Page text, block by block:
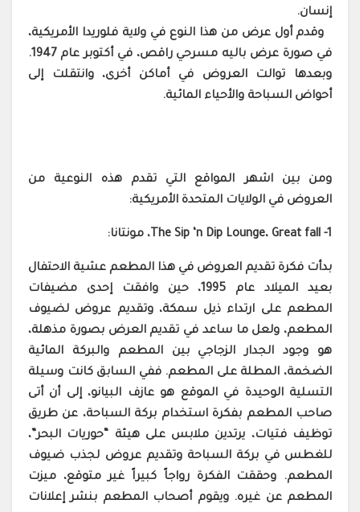
إنسان.
وقدم أول عرض من هذا النوع في ولاية فلوريدا الأمريكية،
في صورة عرض باليه مسرحي راقص، في أكتوبر عام 1947.
وبعدها توالت العروض في أماكن أخرى، وانتقلت إلى
أحواض السباحة والأحياء المائية.
ومن بين اشهر المواقع التي تقدم هذه النوعية من
العروض في الولايات المتحدة الأمريكية:
1- The Sip ‘n Dip Lounge، Great fall، مونتانا:
بدأت فكرة تقديم العروض في هذا المطعم عشية الاحتفال
بعيد الميلاد عام 1995، حين وافقت إحدى مضيفات
المطعم على ارتداء ذيل سمكة، وتقديم عروض لضيوف
المطعم، ولعل ما ساعد في تقديم العرض بصورة مذهلة،
هو وجود الجدار الزجاجي بين المطعم والبركة المائية
الضخمة، المطلة على المطعم. ففي السابق كانت وسيلة
التسلية الوحيدة في الموقع هو عازف البيانو، إلى أن أتى
صاحب المطعم بفكرة استخدام بركة السباحة، عن طريق
توظيف فتيات، يرتدين ملابس على هيئة “حوريات البحر”،
للغطس في بركة السباحة وتقديم عروض لجذب ضيوف
المطعم. وحققت الفكرة رواجاً كبيراً غير متوقع، ميزت
المطعم عن غيره. ويقوم أصحاب المطعم بنشر إعلانات